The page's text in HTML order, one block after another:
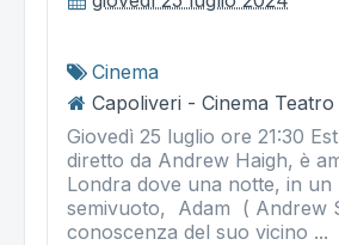
Cinema
Capoliveri - Cinema Teatro
Giovedì 25 luglio ore 21:30
diretto da Andrew Haigh, è
Londra dove una notte, in un
semivuoto, Adam ( Andrew
conoscenza del suo vicino ...